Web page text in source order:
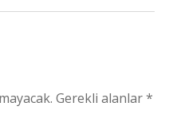
Gerekli alanlar*